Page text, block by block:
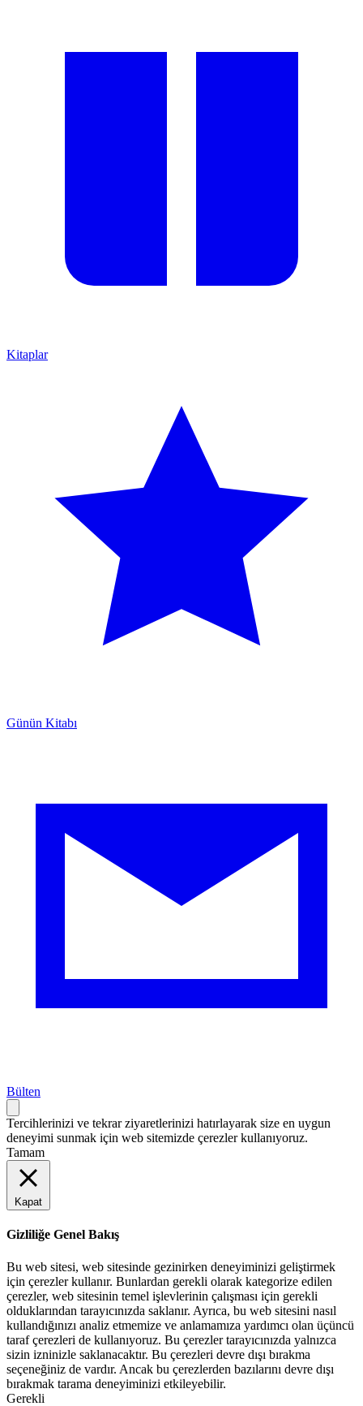
Kitaplar
Günün Kitabı
Bülten
Tercihlerinizi ve tekrar ziyaretlerinizi hatırlayarak size en uygun
deneyimi sunmak için web sitemizde çerezler kullanıyoruz.
Tamam
Kapat
Gizliliğe Genel Bakış
Bu web sitesi, web sitesinde gezinirken deneyiminizi geliştirmek
için çerezler kullanır. Bunlardan gerekli olarak kategorize edilen
çerezler, web sitesinin temel işlevlerinin çalışması için gerekli
olduklarından tarayıcınızda saklanır. Ayrıca, bu web sitesini nasıl
kullandığınızı analiz etmemize ve anlamamıza yardımcı olan üçüncü
taraf çerezleri de kullanıyoruz. Bu çerezler tarayıcınızda yalnızca
sizin izninizle saklanacaktır. Bu çerezleri devre dışı bırakma
seçeneğiniz de vardır. Ancak bu çerezlerden bazılarını devre dışı
bırakmak tarama deneyiminizi etkileyebilir.
Gerekli